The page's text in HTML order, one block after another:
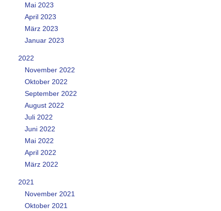
Mai 2023
April 2023
März 2023
Januar 2023
2022
November 2022
Oktober 2022
September 2022
August 2022
Juli 2022
Juni 2022
Mai 2022
April 2022
März 2022
2021
November 2021
Oktober 2021